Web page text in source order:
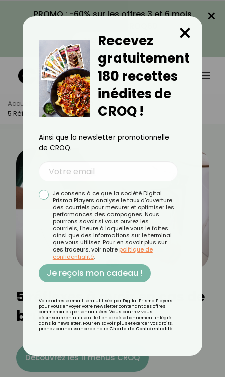
PROMO : -60% sur les offres 3 et 6 mois
VOIR LA PROMO
×
Accueil Actus
Santé
5 Réflexes À Avoir En Cas De Brûlures
5 réflexes à avoir en cas de
brûlures
Découvrez les 11 menus CROQ
Recevez
gratuitement
180 recettes
inédites de
CROQ !
×
Ainsi que la newsletter promotionnelle
de CROQ.
Je consens à ce que la société Digital
Prisma Players analyse le taux d'ouverture
des courriels pour mesurer et optimiser les
performances des campagnes. Nous
pourrons savoir si vous ouvrez les
courriels, l'heure à laquelle vous le faites
ainsi que des informations sur le terminal
que vous utilisez. Pour en savoir plus sur
ces traceurs, voir notre politique de
confidentialité.
Je reçois mon cadeau !
Votre adresse email sera utilisée par Digital Prisma Players
pour vous envoyer votre newsletter contenant des offres
commerciales personnalisées. Vous pourrez vous
désinscrire en utilisant le lien de désabonnement intégré
dans la newsletter. Pour en savoir plus et exercer vos droits,
prenez connaissance de notre Charte de Confidentialité.